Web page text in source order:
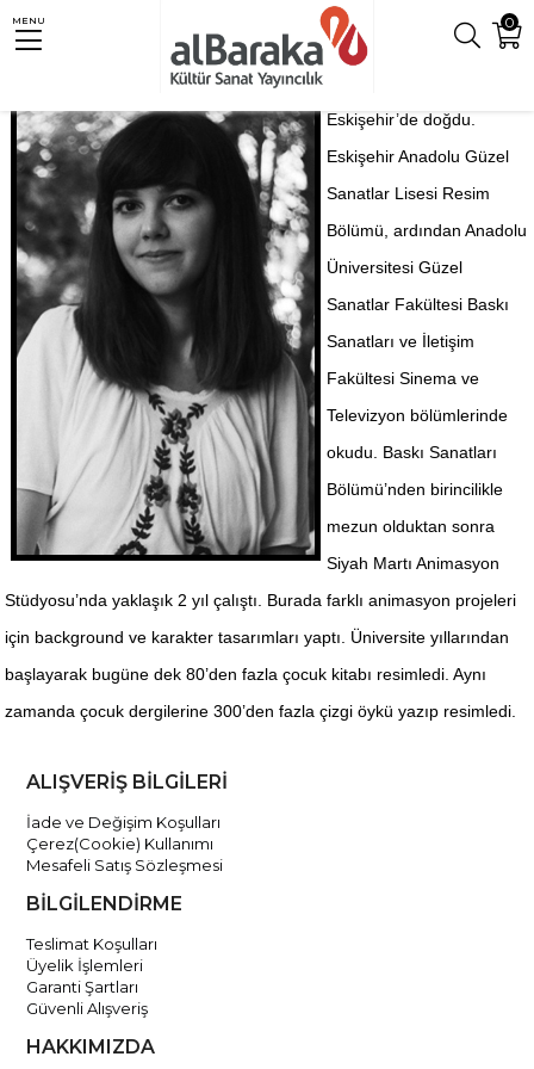
0
MENU
Eskişehir’de doğdu.
Eskişehir Anadolu Güzel
Sanatlar Lisesi Resim
Bölümü, ardından Anadolu
Üniversitesi Güzel
Sanatlar Fakültesi Baskı
Sanatları ve İletişim
Fakültesi Sinema ve
Televizyon bölümlerinde
okudu. Baskı Sanatları
Bölümü’nden birincilikle
mezun olduktan sonra
Siyah Martı Animasyon
Stüdyosu’nda yaklaşık 2 yıl çalıştı. Burada farklı animasyon projeleri
için background ve karakter tasarımları yaptı. Üniversite yıllarından
başlayarak bugüne dek 80’den fazla çocuk kitabı resimledi. Aynı
zamanda çocuk dergilerine 300’den fazla çizgi öykü yazıp resimledi.
ALIŞVERİŞ BİLGİLERİ
İade ve Değişim Koşulları
Çerez(Cookie) Kullanımı
Mesafeli Satış Sözleşmesi
BİLGİLENDİRME
Teslimat Koşulları
Üyelik İşlemleri
Garanti Şartları
Güvenli Alışveriş
HAKKIMIZDA